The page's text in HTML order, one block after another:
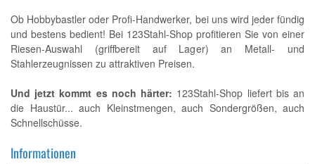
Ob Hobbybastler oder Profi-Handwerker, bei uns wird jeder fündig
und bestens bedient! Bei 123Stahl-Shop profitieren Sie von einer
Riesen-Auswahl (griffbereit auf Lager) an Metall- und
Stahlerzeugnissen zu attraktiven Preisen.
Und jetzt kommt es noch härter: 123Stahl-Shop liefert bis an
die Haustür... auch Kleinstmengen, auch Sondergrößen, auch
Schnellschüsse.
Informationen